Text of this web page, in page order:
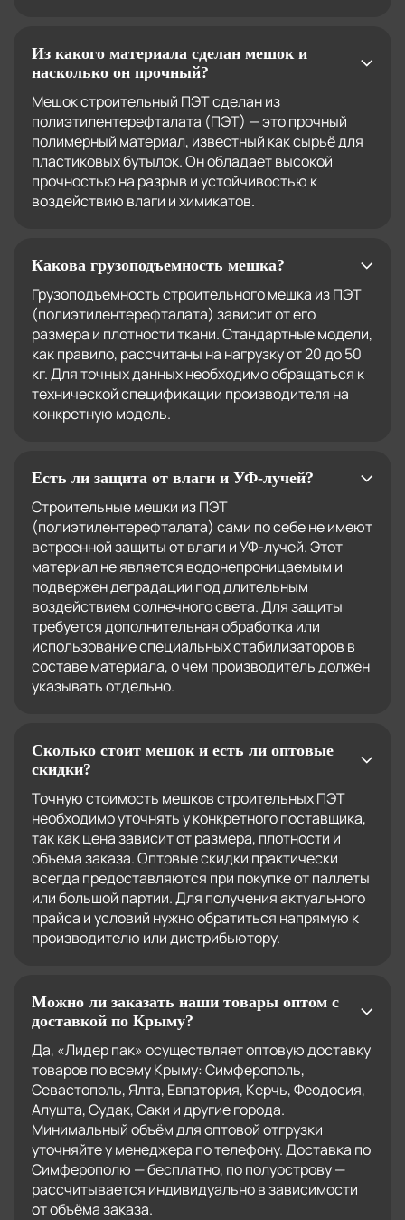
Из какого материала сделан мешок и
насколько он прочный?
Мешок строительный ПЭТ сделан из
полиэтилентерефталата (ПЭТ) — это прочный
полимерный материал, известный как сырьё для
пластиковых бутылок. Он обладает высокой
прочностью на разрыв и устойчивостью к
воздействию влаги и химикатов.
Какова грузоподъемность мешка?
Грузоподъемность строительного мешка из ПЭТ
(полиэтилентерефталата) зависит от его
размера и плотности ткани. Стандартные модели,
как правило, рассчитаны на нагрузку от 20 до 50
кг. Для точных данных необходимо обращаться к
технической спецификации производителя на
конкретную модель.
Есть ли защита от влаги и УФ-лучей?
Строительные мешки из ПЭТ
(полиэтилентерефталата) сами по себе не имеют
встроенной защиты от влаги и УФ-лучей. Этот
материал не является водонепроницаемым и
подвержен деградации под длительным
воздействием солнечного света. Для защиты
требуется дополнительная обработка или
использование специальных стабилизаторов в
составе материала, о чем производитель должен
указывать отдельно.
Сколько стоит мешок и есть ли оптовые
скидки?
Точную стоимость мешков строительных ПЭТ
необходимо уточнять у конкретного поставщика,
так как цена зависит от размера, плотности и
объема заказа. Оптовые скидки практически
всегда предоставляются при покупке от паллеты
или большой партии. Для получения актуального
прайса и условий нужно обратиться напрямую к
производителю или дистрибьютору.
Можно ли заказать наши товары оптом с
доставкой по Крыму?
Да, «Лидер пак» осуществляет оптовую доставку
товаров по всему Крыму: Симферополь,
Севастополь, Ялта, Евпатория, Керчь, Феодосия,
Алушта, Судак, Саки и другие города.
Минимальный объём для оптовой отгрузки
уточняйте у менеджера по телефону. Доставка по
Симферополю — бесплатно, по полуострову —
рассчитывается индивидуально в зависимости
от объёма заказа.